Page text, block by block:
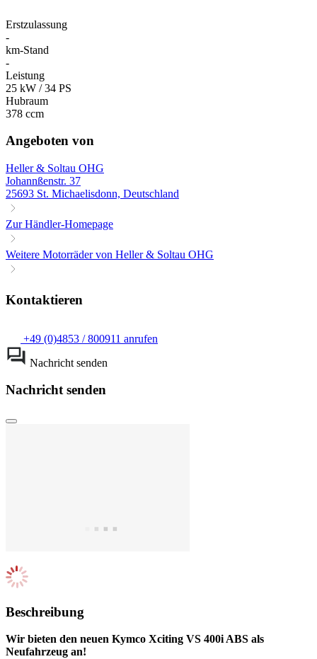
Erstzulassung
-
km-Stand
-
Leistung
25 kW / 34 PS
Hubraum
378 ccm
Angeboten von
Heller & Soltau OHG
Johannßenstr. 37
25693 St. Michaelisdonn, Deutschland
Zur Händler-Homepage
Weitere Motorräder von Heller & Soltau OHG
Kontaktieren
+49 (0)4853 / 800911 anrufen
Nachricht senden
Nachricht senden
Beschreibung
Wir bieten den neuen Kymco Xciting VS 400i ABS als
Neufahrzeug an!